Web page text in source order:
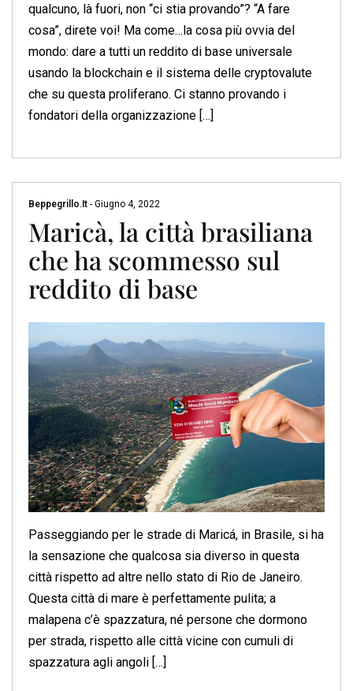
qualcuno, là fuori, non “ci stia provando”? “A fare
cosa”, direte voi! Ma come…la cosa più ovvia del
mondo: dare a tutti un reddito di base universale
usando la blockchain e il sistema delle cryptovalute
che su questa proliferano. Ci stanno provando i
fondatori della organizzazione […]
Beppegrillo.it - Giugno 4, 2022
Maricà, la città brasiliana
che ha scommesso sul
reddito di base
Passeggiando per le strade di Maricá, in Brasile, si ha
la sensazione che qualcosa sia diverso in questa
città rispetto ad altre nello stato di Rio de Janeiro.
Questa città di mare è perfettamente pulita; a
malapena c’è spazzatura, né persone che dormono
per strada, rispetto alle città vicine con cumuli di
spazzatura agli angoli […]